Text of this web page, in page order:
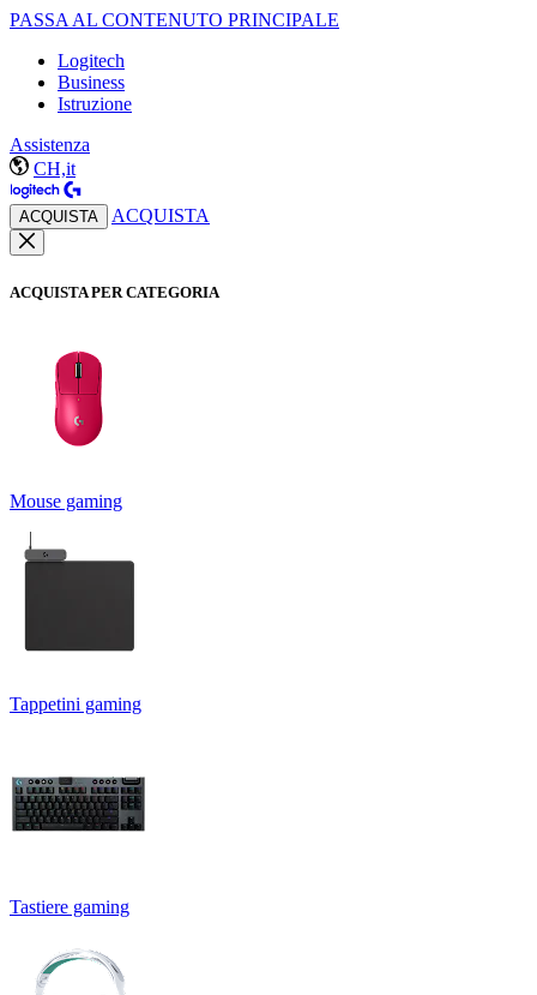
PASSA AL CONTENUTO PRINCIPALE
Logitech
Business
Istruzione
Assistenza
CH,it
ACQUISTA ACQUISTA
ACQUISTA PER CATEGORIA
Mouse gaming
Tappetini gaming
Tastiere gaming